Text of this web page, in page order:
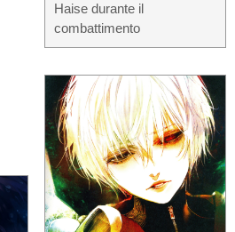
Haise durante il
combattimento